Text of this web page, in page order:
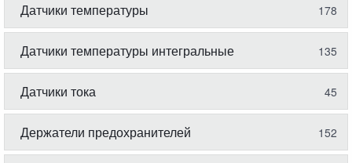
Датчики температуры 178
Датчики температуры интегральные 135
Датчики тока 45
Держатели предохранителей 152